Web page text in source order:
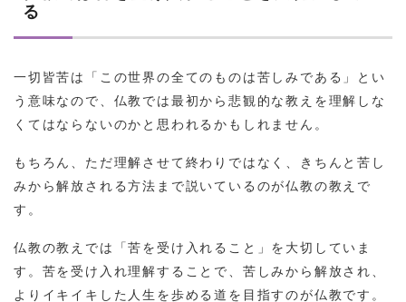
る
一切皆苦は「この世界の全てのものは苦しみである」とい
う意味なので、仏教では最初から悲観的な教えを理解しな
くてはならないのかと思われるかもしれません。
もちろん、ただ理解させて終わりではなく、きちんと苦し
みから解放される方法まで説いているのが仏教の教えで
す。
仏教の教えでは「苦を受け入れること」を大切していま
す。苦を受け入れ理解することで、苦しみから解放され、
よりイキイキした人生を歩める道を目指すのが仏教です。